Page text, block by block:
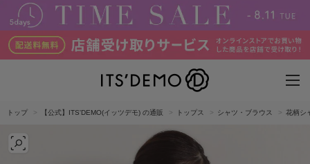
トップ 【公式】ITS'DEMO(イッツデモ) の通販 トップス シャツ・ブラウス 花柄シ